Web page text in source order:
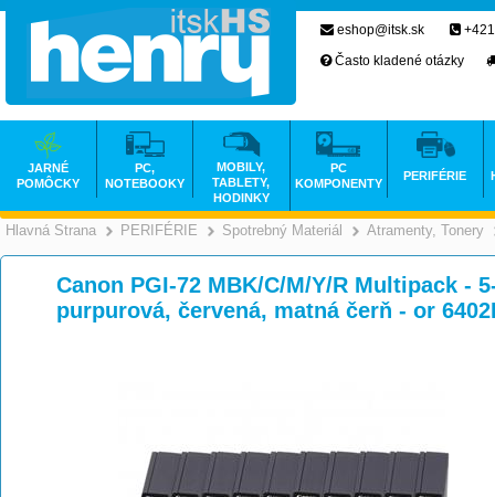
Hlavná Strana >
PERIFÉRIE >
Spotrebný Materiál >
Atramenty, Tonery
Canon PGI-72 MBK/C/M/Y/R Multipack -
purpurová, červená, matná čerň - or
eshop@itsk.sk
Často kladené otázky
JARNÉ
POMÔCKY
PC,
NOTEBOOKY
MOBILY,
TABLETY,
HODINKY
PC
KOMPONENTY
PERIFÉRIE